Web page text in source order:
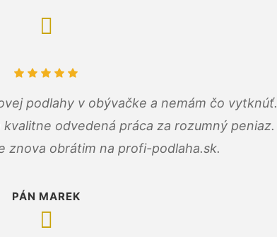
podlahy v obývačke a nemám čo vytknúť.
odvedená práca za rozumný peniaz.
znova obrátim na profi-podlaha.sk.
PÁN MAREK